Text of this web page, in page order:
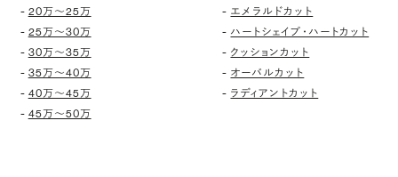
- 20万〜25万
- 25万〜30万
- 30万〜35万
- 35万〜40万
- 40万〜45万
- 45万〜50万
- エメラルドカット
- ハートシェイプ・ハートカット
- クッションカット
- オーバルカット
- ラディアントカット